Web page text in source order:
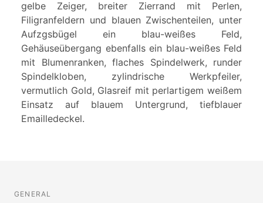
gelbe Zeiger, breiter Zierrand mit Perlen,
Filigranfeldern und blauen Zwischenteilen, unter
Aufzgsbügel ein blau-weißes Feld,
Gehäuseübergang ebenfalls ein blau-weißes Feld
mit Blumenranken, flaches Spindelwerk, runder
Spindelkloben, zylindrische Werkpfeiler,
vermutlich Gold, Glasreif mit perlartigem weißem
Einsatz auf blauem Untergrund, tiefblauer
Emailledeckel.
GENERAL